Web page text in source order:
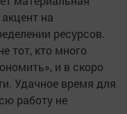
на
ресурсов.
тот, кто много
и в скоро
Удачное время для
работу не